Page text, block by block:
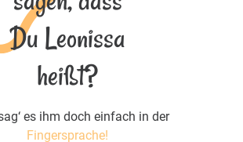
Du Leonissa
heißt?
es ihm doch einfach in der
Fingersprache!